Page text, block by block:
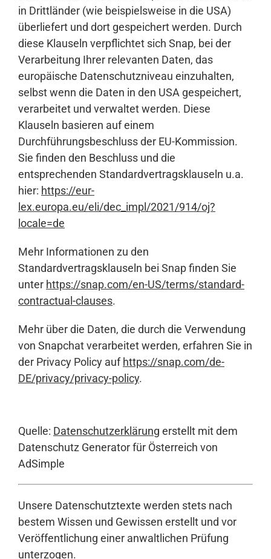
in Drittländer (wie beispielsweise in die USA)
überliefert und dort gespeichert werden. Durch
diese Klauseln verpflichtet sich Snap, bei der
Verarbeitung Ihrer relevanten Daten, das
europäische Datenschutzniveau einzuhalten,
selbst wenn die Daten in den USA gespeichert,
verarbeitet und verwaltet werden. Diese
Klauseln basieren auf einem
Durchführungsbeschluss der EU-Kommission.
Sie finden den Beschluss und die
entsprechenden Standardvertragsklauseln u.a.
hier: https://eur-
lex.europa.eu/eli/dec_impl/2021/914/oj?
locale=de
Mehr Informationen zu den
Standardvertragsklauseln bei Snap finden Sie
unter https://snap.com/en-US/terms/standard-
contractual-clauses.
Mehr über die Daten, die durch die Verwendung
von Snapchat verarbeitet werden, erfahren Sie in
der Privacy Policy auf https://snap.com/de-
DE/privacy/privacy-policy.
Quelle: Datenschutzerklärung erstellt mit dem
Datenschutz Generator für Österreich von
AdSimple
Unsere Datenschutztexte werden stets nach
bestem Wissen und Gewissen erstellt und vor
Veröffentlichung einer anwaltlichen Prüfung
unterzogen.